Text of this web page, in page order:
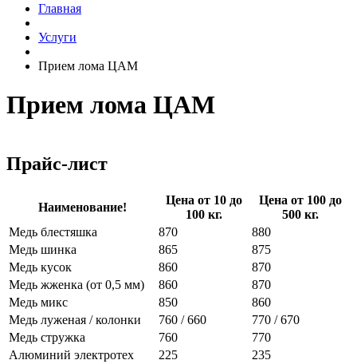
Главная
Услуги
Прием лома ЦАМ
Прием лома ЦАМ
Прайс-лист
Наименование!
Цена от 10 до
100 кг.
Цена от 100 до
500 кг.
Медь блестяшка
870
880
Медь шинка
865
875
Медь кусок
860
870
Медь жженка (от 0,5 мм)
860
870
Медь микс
850
860
Медь луженая / колонки
760 / 660
770 / 670
Медь стружка
760
770
Алюминий электротех
225
235